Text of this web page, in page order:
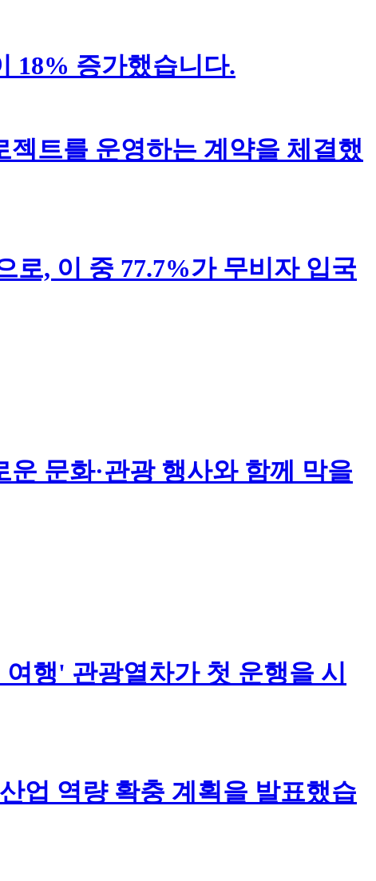
18% 증가했습니다.
트를 운영하는 계약을 체결했
로, 이 중 77.7%가 무비자 입국
문화·관광 행사와 함께 막을
행' 관광열차가 첫 운행을 시
업 역량 확충 계획을 발표했습